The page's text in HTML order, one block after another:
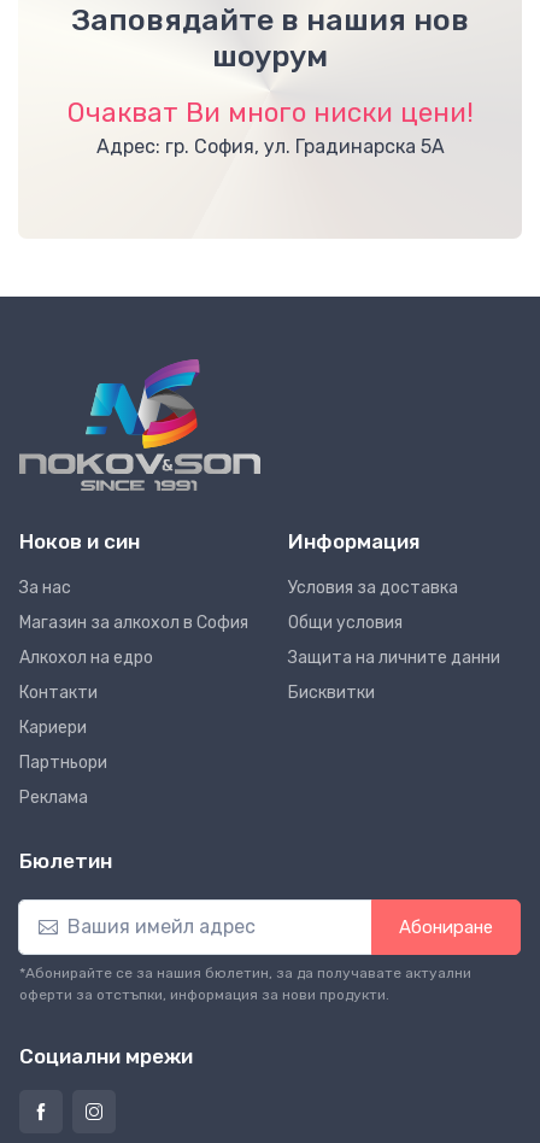
Заповядайте в нашия нов
шоурум
Очакват Ви много ниски цени!
Адрес: гр. София, ул. Градинарска 5А
Ноков и син
За нас
Магазин за алкохол в София
Алкохол на едро
Контакти
Кариери
Партньори
Реклама
Информация
Условия за доставка
Общи условия
Защита на личните данни
Бисквитки
Бюлетин
Абониране
*Абонирайте се за нашия бюлетин, за да получавате актуални
оферти за отстъпки, информация за нови продукти.
Социални мрежи